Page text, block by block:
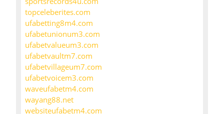
topceleberites.com
ufabetting8m4.com
ufabetunionum3.com
ufabetvalueum3.com
ufabetvaultm7.com
ufabetvillageum7.com
ufabetvoicem3.com
waveufabetm4.com
wayang88.net
websiteufabetm4.com